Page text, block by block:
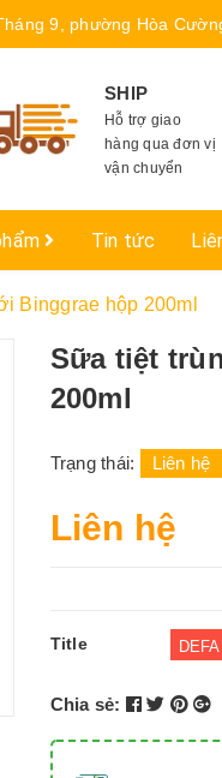
9, phường Hòa
SHIP
Hỗ trợ giao
hàng qua đơn vị
vận chuyển
Tin tức
Binggrae hộp 200ml
Sữa tiệt
200ml
Trạng thái: Liên hệ
Liên hệ
Title
Chia sẻ: